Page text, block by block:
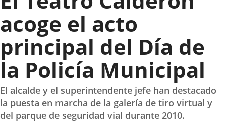
acoge el acto
principal del Día de
la Policía Municipal
El alcalde y el superintendente jefe han destacado
la puesta en marcha de la galería de tiro virtual y
del parque de seguridad vial durante 2010.